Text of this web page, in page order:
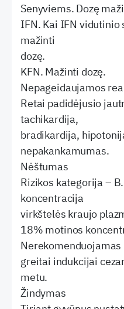
Senyviems. Dozę
IFN. Kai IFN vidutinio
mažinti
dozę.
KFN. Mažinti dozę.
Nepageidaujamos
Retai padidėjusio
tachikardija,
bradikardija,
nepakankamumas.
Nėštumas
Rizikos kategorija –
koncentracija
virkštelės kraujo
18% motinos
Nerekomenduojamas
greitai indukcijai
metu.
Žindymas